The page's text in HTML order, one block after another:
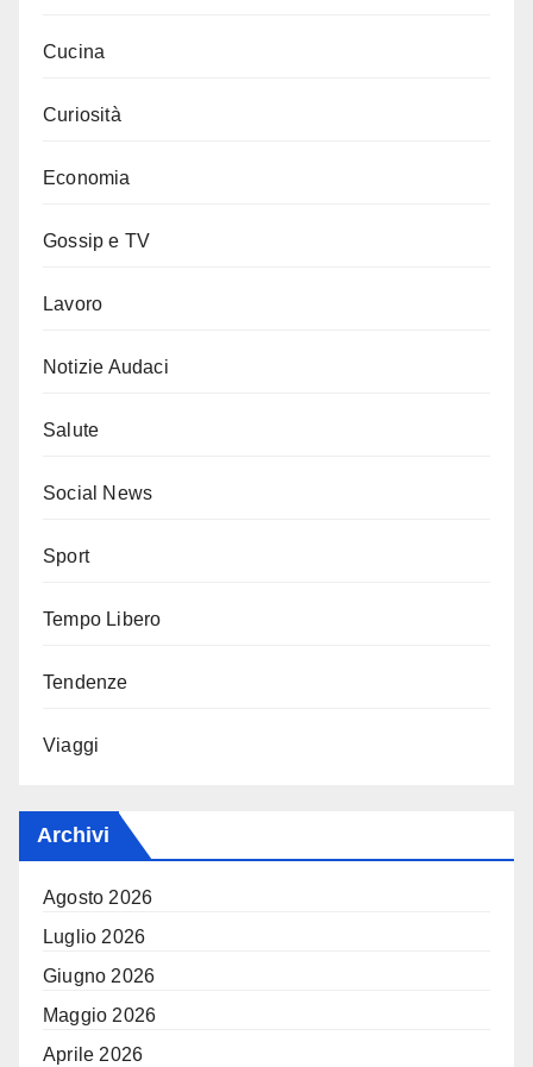
Cucina
Curiosità
Economia
Gossip e TV
Lavoro
Notizie Audaci
Salute
Social News
Sport
Tempo Libero
Tendenze
Viaggi
Archivi
Agosto 2026
Luglio 2026
Giugno 2026
Maggio 2026
Aprile 2026